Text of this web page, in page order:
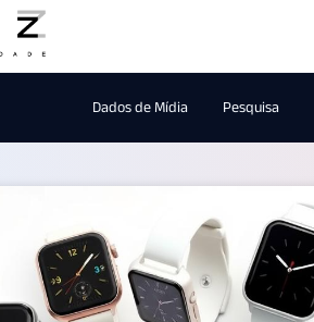
Dados de Mídia Pesquisa